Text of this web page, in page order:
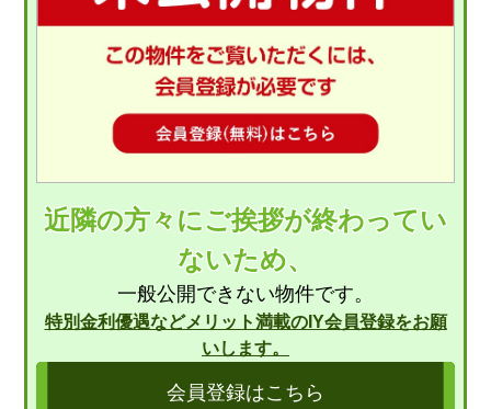
近隣の方々にご挨拶が終わってい
ないため、
一般公開できない物件です。
特別金利優遇などメリット満載のIY会員登録をお願
いします。
会員登録はこちら